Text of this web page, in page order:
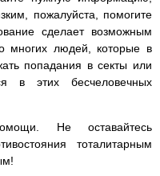
пожалуйста, помогите
сделает возможным
многих людей, которые в
попадания в секты или
в этих бесчеловечных
Не оставайтесь
тоталитарным